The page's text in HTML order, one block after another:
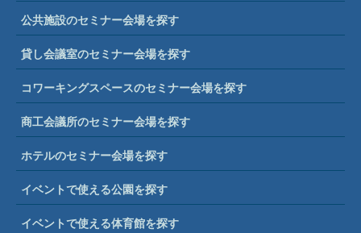
公共施設のセミナー会場を探す
貸し会議室のセミナー会場を探す
コワーキングスペースのセミナー会場を探す
商工会議所のセミナー会場を探す
ホテルのセミナー会場を探す
イベントで使える公園を探す
イベントで使える体育館を探す